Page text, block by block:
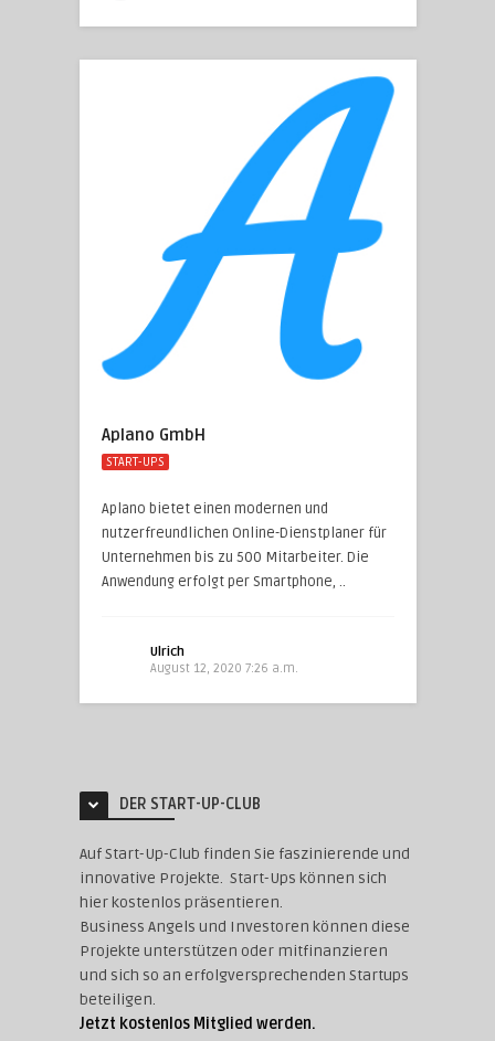
Aplano GmbH
START-UPS
Aplano bietet einen modernen und
nutzerfreundlichen Online-Dienstplaner für
Unternehmen bis zu 500 Mitarbeiter. Die
Anwendung erfolgt per Smartphone, ..
Ulrich
August 12, 2020 7:26 a.m.
DER START-UP-CLUB
Auf Start-Up-Club finden Sie faszinierende und
innovative Projekte. Start-Ups können sich
hier kostenlos präsentieren.
Business Angels und Investoren können diese
Projekte unterstützen oder mitfinanzieren
und sich so an erfolgversprechenden Startups
beteiligen.
Jetzt kostenlos Mitglied werden.